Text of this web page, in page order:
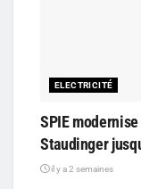
ELECTRICITÉ
SPIE
Staudinger
il y a 2 semaines